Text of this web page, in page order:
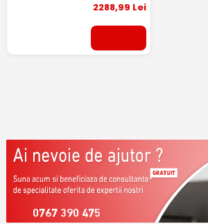
2288,99 Lei
0767 390 475